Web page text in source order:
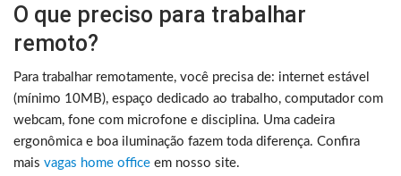
O que preciso para trabalhar
remoto?
Para trabalhar remotamente, você precisa de: internet estável
(mínimo 10MB), espaço dedicado ao trabalho, computador com
webcam, fone com microfone e disciplina. Uma cadeira
ergonômica e boa iluminação fazem toda diferença. Confira
mais vagas home office em nosso site.